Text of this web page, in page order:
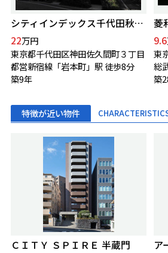
シティインデックス千代田秋葉原
22万円
東京都千代田区神田佐久間町３丁目
都営新宿線「岩本町」駅 徒歩8分
築9年
菱
9.6
東
総
築
特徴が近い物件
ＣＩＴＹ ＳＰＩＲＥ 半蔵門
ア